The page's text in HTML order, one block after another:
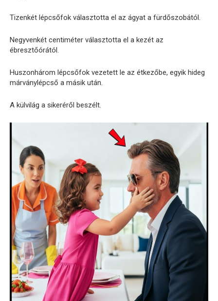
Tizenkét lépcsőfok választotta el az ágyat a fürdőszobától.
Negyvenkét centiméter választotta el a kezét az
ébresztőórától.
Huszonhárom lépcsőfok vezetett le az étkezőbe, egyik hideg
márványlépcső a másik után.
A külvilág a sikeréről beszélt.